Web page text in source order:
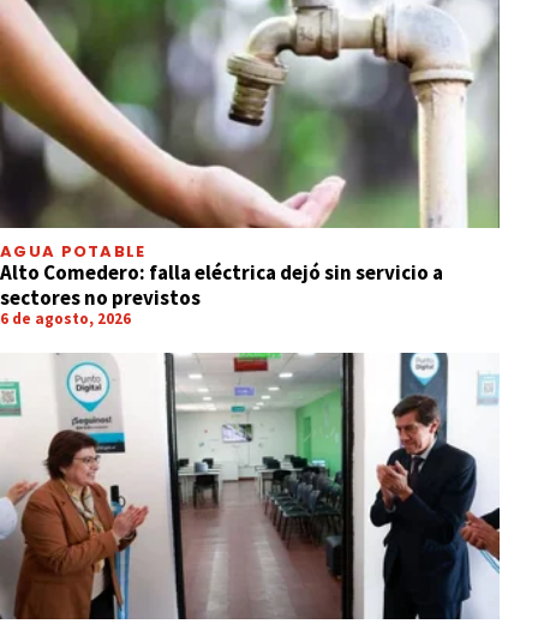
AGUA POTABLE
Alto Comedero: falla eléctrica dejó sin servicio a
sectores no previstos
6 de agosto, 2026